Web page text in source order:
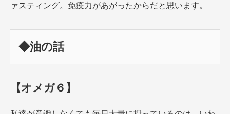
ァスティング。免疫力があがったからだと思います。
◆油の話
【オメガ６】